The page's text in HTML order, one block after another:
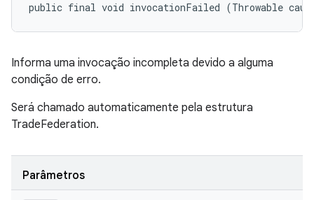
public final void invocationFailed (Throwable
Informa uma invocação incompleta devido a alguma
condição de erro.
Será chamado automaticamente pela estrutura
TradeFederation.
Parâmetros